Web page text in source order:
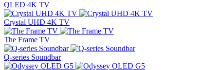
QLED 4K TV
Crystal UHD 4K TV
The Frame TV
Q-series Soundbar